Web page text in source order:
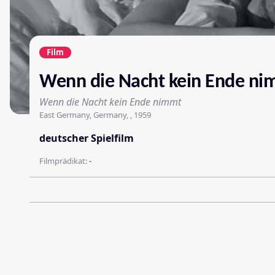
Film
Wenn die Nacht kein Ende
Wenn die Nacht kein Ende nimmt
East Germany, Germany, , 1959
deutscher Spielfilm
Filmprädikat:-